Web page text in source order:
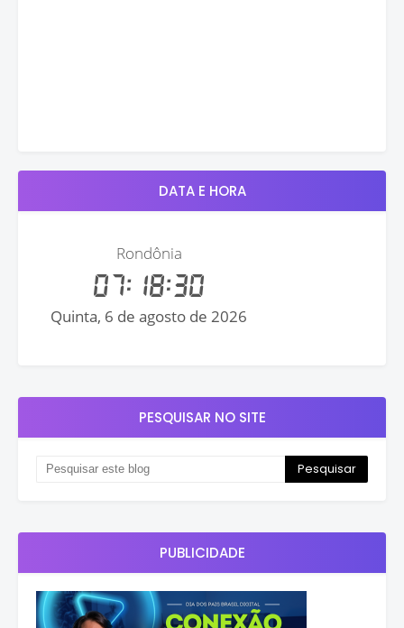
DATA E HORA
PESQUISAR NO SITE
PUBLICIDADE